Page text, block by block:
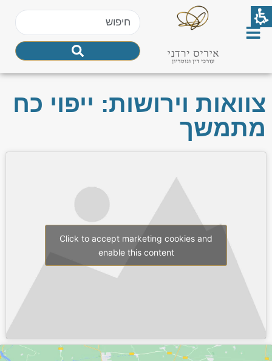
צוואות וירושות: ייפוי כח
מתמשך
Click to accept marketing cookies and
enable this content